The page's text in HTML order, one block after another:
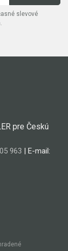
slevové
pre Českú
963 | E-mail: